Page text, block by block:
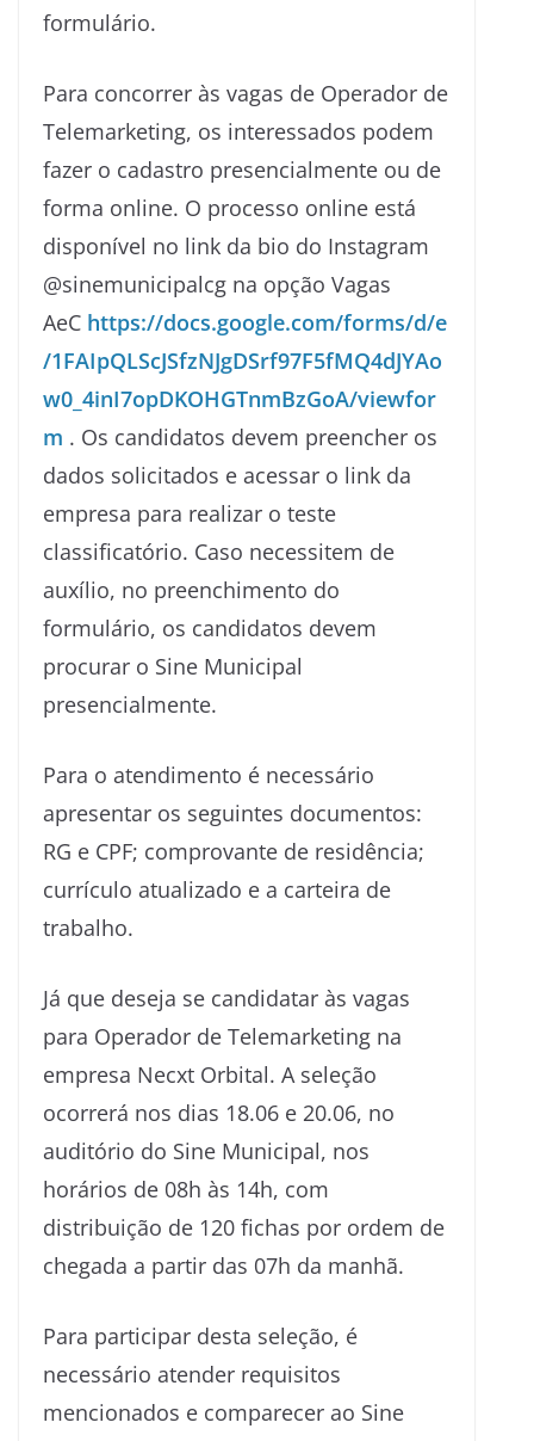
formulário.
Para concorrer às vagas de Operador de
Telemarketing, os interessados podem
fazer o cadastro presencialmente ou de
forma online. O processo online está
disponível no link da bio do Instagram
@sinemunicipalcg na opção Vagas
AeC https://docs.google.com/forms/d/e
/1FAIpQLScJSfzNJgDSrf97F5fMQ4dJYAo
w0_4inI7opDKOHGTnmBzGoA/viewfor
m . Os candidatos devem preencher os
dados solicitados e acessar o link da
empresa para realizar o teste
classificatório. Caso necessitem de
auxílio, no preenchimento do
formulário, os candidatos devem
procurar o Sine Municipal
presencialmente.
Para o atendimento é necessário
apresentar os seguintes documentos:
RG e CPF; comprovante de residência;
currículo atualizado e a carteira de
trabalho.
Já que deseja se candidatar às vagas
para Operador de Telemarketing na
empresa Necxt Orbital. A seleção
ocorrerá nos dias 18.06 e 20.06, no
auditório do Sine Municipal, nos
horários de 08h às 14h, com
distribuição de 120 fichas por ordem de
chegada a partir das 07h da manhã.
Para participar desta seleção, é
necessário atender requisitos
mencionados e comparecer ao Sine